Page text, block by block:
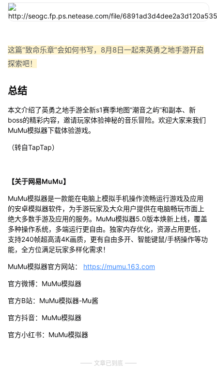
这篇“致命乐章”会如何书写，8月8日一起来英勇之地手游开启
探索吧！
总结
本文介绍了英勇之地手游全新s1赛季地图“潮音之屿”和副本、新
boss的精彩内容，邀请玩家体验神秘的音乐冒险。欢迎大家来我们
MuMu模拟器下载体验游戏。
（转自TapTap）
【关于网易MuMu】
MuMu模拟器是一款能在电脑上模拟手机操作流畅运行游戏及应用
的安卓模拟器软件，为手游玩家及大众用户提供在电脑畅玩市面上
绝大多数手游及应用的服务。MuMu模拟器5.0版本焕新上线，覆盖
多种操作系统，多端运行更自由。独家内存优化，资源占用更低，
支持240帧超高清4K画质，更有自由多开、智能键鼠/手柄操作等功
能，全方位满足玩家多样化需求！
MuMu模拟器官方网站： https://mumu.163.com
官方微博：MuMu模拟器
官方B站：MuMu模拟器-Mu酱
官方抖音：MuMu模拟器
官方小红书：MuMu模拟器
文章已到底